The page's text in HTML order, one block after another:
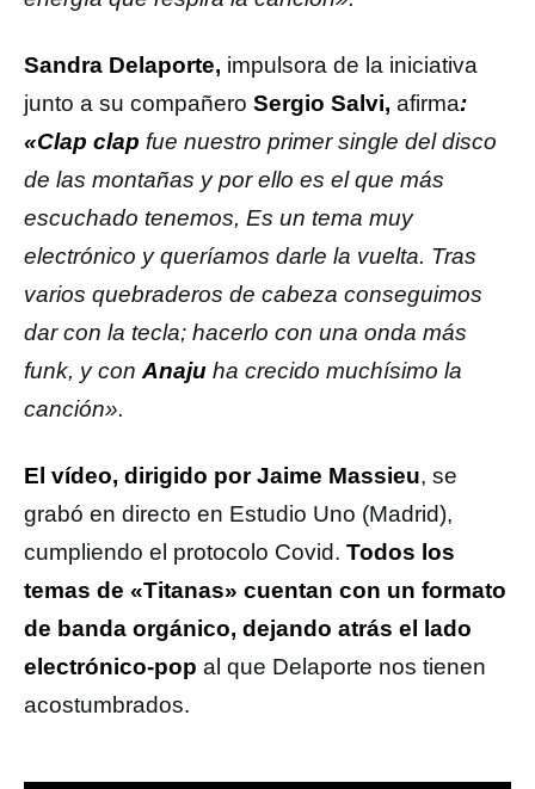
Sandra Delaporte, impulsora de la iniciativa
junto a su compañero Sergio Salvi, afirma:
«Clap clap fue nuestro primer single del disco
de las montañas y por ello es el que más
escuchado tenemos, Es un tema muy
electrónico y queríamos darle la vuelta. Tras
varios quebraderos de cabeza conseguimos
dar con la tecla; hacerlo con una onda más
funk, y con Anaju ha crecido muchísimo la
canción».
El vídeo, dirigido por Jaime Massieu, se
grabó en directo en Estudio Uno (Madrid),
cumpliendo el protocolo Covid. Todos los
temas de «Titanas» cuentan con un formato
de banda orgánico, dejando atrás el lado
electrónico-pop al que Delaporte nos tienen
acostumbrados.